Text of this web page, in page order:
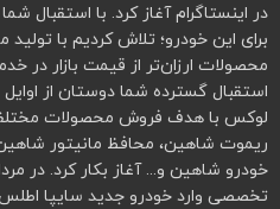
در اینستاگرام آغاز کرد. با استقبال
برای این خودرو؛ تلاش کردیم با
محصولات ارزان‌تر از قیمت بازار در
لوکس با هدف فروش محصولات
ریموت شاهین، محافظ مانیتور
تخصصی وارد خودرو جدید سایپا